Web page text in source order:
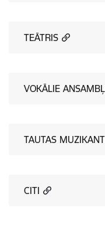
TEĀTRIS
VOKĀLIE
TAUTAS
CITI